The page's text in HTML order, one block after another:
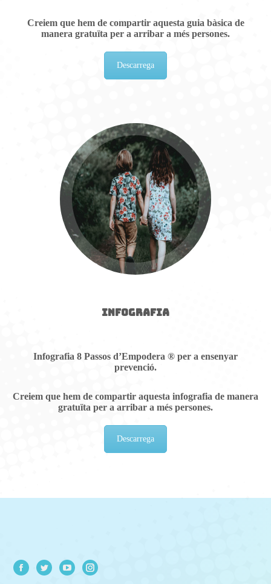
Creiem que hem de compartir aquesta guia bàsica de
manera gratuïta per a arribar a més persones.
Descarrega
INFOGRAFIA
Infografia 8 Passos d’Empodera ® per a ensenyar
prevenció.
Creiem que hem de compartir aquesta infografia de manera
gratuïta per a arribar a més persones.
Descarrega